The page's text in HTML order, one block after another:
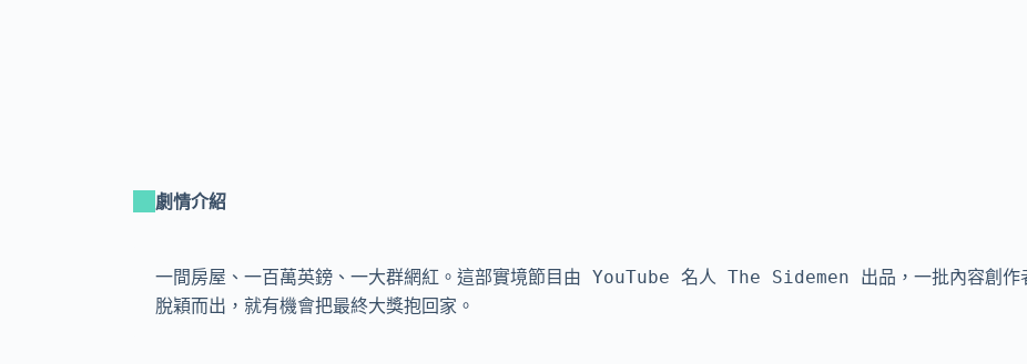
劇情介紹
一間房屋、一百萬英鎊、一大群網紅。這部實境節目由 YouTube 名人 The Sidemen 出品，一批內容創作
脫穎而出，就有機會把最終大獎抱回家。